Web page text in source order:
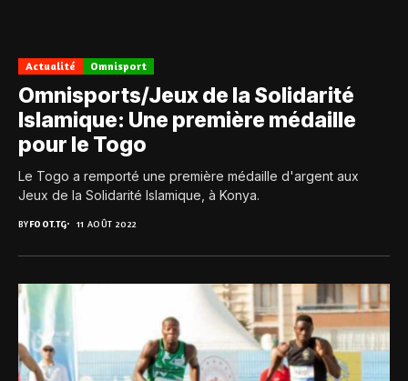
Actualité Omnisport
Omnisports/Jeux de la Solidarité
Islamique: Une première médaille
pour le Togo
Le Togo a remporté une première médaille d'argent aux
Jeux de la Solidarité Islamique, à Konya.
BYFOOT.TG 11 AOÛT 2022